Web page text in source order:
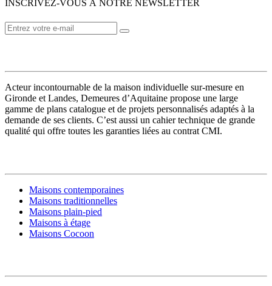
INSCRIVEZ-VOUS À NOTRE NEWSLETTER
Acteur incontournable de la maison individuelle sur-mesure en
Gironde et Landes, Demeures d’Aquitaine propose une large
gamme de plans catalogue et de projets personnalisés adaptés à la
demande de ses clients. C’est aussi un cahier technique de grande
qualité qui offre toutes les garanties liées au contrat CMI.
Maisons contemporaines
Maisons traditionnelles
Maisons plain-pied
Maisons à étage
Maisons Cocoon